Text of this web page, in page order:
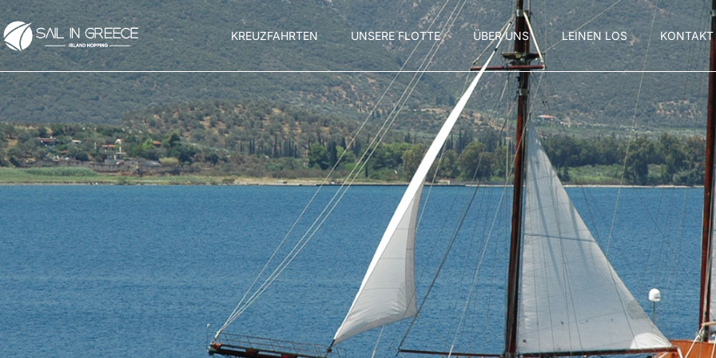
KREUZFAHRTEN UNSERE FLOTTE ÜBER UNS LEINEN LOS KONTAKT